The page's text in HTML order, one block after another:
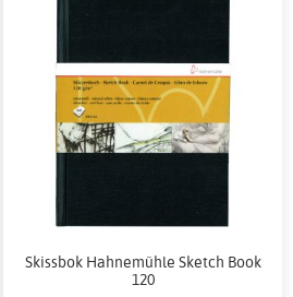
Skissbok Hahnemühle Sketch Book
120